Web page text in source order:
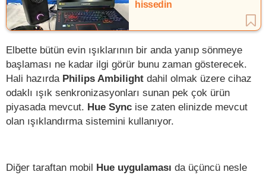
hissedin
Elbette bütün evin ışıklarının bir anda yanıp sönmeye
başlaması ne kadar ilgi görür bunu zaman gösterecek.
Hali hazırda Philips Ambilight dahil olmak üzere cihaz
odaklı ışık senkronizasyonları sunan pek çok ürün
piyasada mevcut. Hue Sync ise zaten elinizde mevcut
olan ışıklandırma sistemini kullanıyor.
Diğer taraftan mobil Hue uygulaması da üçüncü nesle